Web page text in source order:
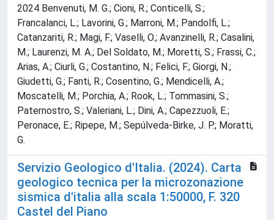
2024 Benvenuti, M. G.; Cioni, R.; Conticelli, S.;
Francalanci, L.; Lavorini, G.; Marroni, M.; Pandolfi, L.;
Catanzariti, R.; Magi, F.; Vaselli, O.; Avanzinelli, R.; Casalini,
M.; Laurenzi, M. A.; Del Soldato, M.; Moretti, S.; Frassi, C.;
Arias, A.; Ciurli, G.; Costantino, N.; Felici, F.; Giorgi, N.;
Giudetti, G.; Fanti, R.; Cosentino, G.; Mendicelli, A.;
Moscatelli, M.; Porchia, A.; Rook, L.; Tommasini, S.;
Paternostro, S.; Valeriani, L.; Dini, A.; Capezzuoli, E.;
Peronace, E.; Ripepe, M.; Sepúlveda-Birke, J. P.; Moratti,
G.
Servizio Geologico d'Italia. (2024). Carta
geologico tecnica per la microzonazione
sismica d'italia alla scala 1:50000, F. 320
Castel del Piano